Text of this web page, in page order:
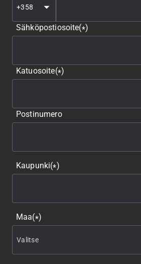
Sähköpostiosoite(*)
Katuosoite(*)
Postinumero
Kaupunki(*)
Maa(*)